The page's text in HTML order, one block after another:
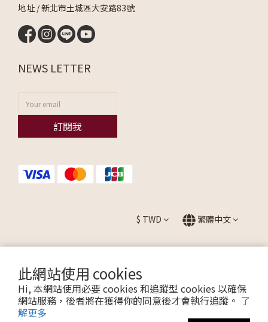
此網站使用 cookies
Hi, 本網站使用必要 cookies 和追蹤型 cookies 以確保
網站服務，後者將在獲得你的同意後才會執行追蹤。 了
解更多
地址 / 新北市土城區大安路83號
NEWS LETTER
訂閱我
$ TWD 繁體中文
提醒您，我們不會以電話或簡訊方式通知變更付款方式。